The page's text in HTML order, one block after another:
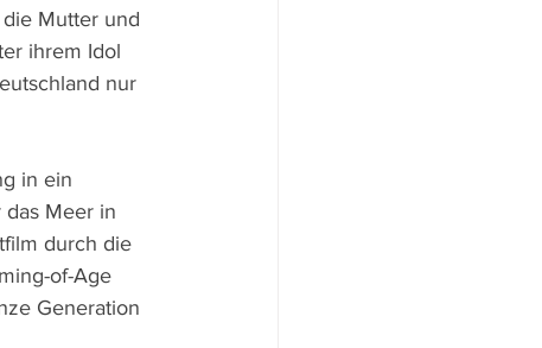
Mutter und
ihrem Idol
nur
in ein
Meer in
durch die
of-Age
Generation